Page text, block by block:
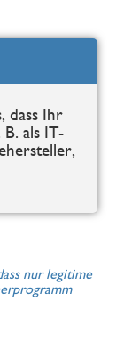
dass Ihr
als IT-
nur legitime